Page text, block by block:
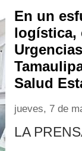
En un
logística,
Salud
jueves, 7 de
LA